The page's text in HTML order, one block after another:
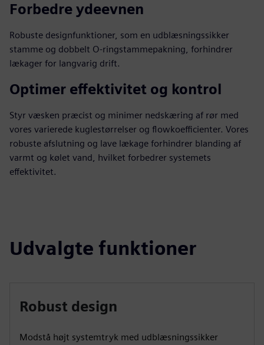
Forbedre ydeevnen
Robuste designfunktioner, som en udblæsningssikker
stamme og dobbelt O-ringstammepakning, forhindrer
lækager for langvarig drift.
Optimer effektivitet og kontrol
Styr væsken præcist og minimer nedskæring af rør med
vores varierede kuglestørrelser og flowkoefficienter. Vores
robuste afslutning og lave lækage forhindrer blanding af
varmt og kølet vand, hvilket forbedrer systemets
effektivitet.
Udvalgte funktioner
Robust design
Modstå højt systemtryk med udblæsningssikker